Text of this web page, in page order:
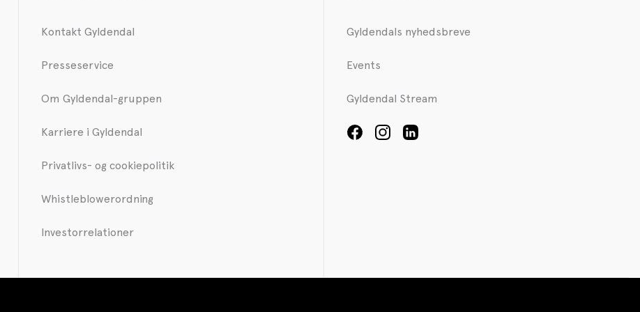
Kontakt Gyldendal
Presseservice
Om Gyldendal-gruppen
Karriere i Gyldendal
Privatlivs- og cookiepolitik
Whistleblowerordning
Investorrelationer
Gyldendals nyhedsbreve
Events
Gyldendal Stream